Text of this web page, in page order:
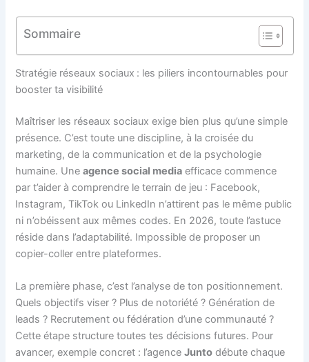
Sommaire
Stratégie réseaux sociaux : les piliers incontournables pour
booster ta visibilité
Maîtriser les réseaux sociaux exige bien plus qu’une simple
présence. C’est toute une discipline, à la croisée du
marketing, de la communication et de la psychologie
humaine. Uneagence social media efficace commence
par t’aider à comprendre le terrain de jeu : Facebook,
Instagram, TikTok ou LinkedIn n’attirent pas le même public
ni n’obéissent aux mêmes codes. En 2026, toute l’astuce
réside dans l’adaptabilité. Impossible de proposer un
copier-coller entre plateformes.
La première phase, c’est l’analyse de ton positionnement.
Quels objectifs viser ? Plus de notoriété ? Génération de
leads ? Recrutement ou fédération d’une communauté ?
Cette étape structure toutes tes décisions futures. Pour
avancer, exemple concret : l’agenceJunto débute chaque